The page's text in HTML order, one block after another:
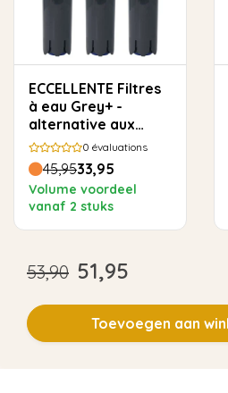
ECCELLENTE Filtres
à eau Grey+ -
alternative aux
cartouches
filtrantes Jura
Smart - 3 pièces
0 évaluations
45,9533,95
Volume voordeel
vanaf 2 stuks
53,90 51,95
Toevoegen aan